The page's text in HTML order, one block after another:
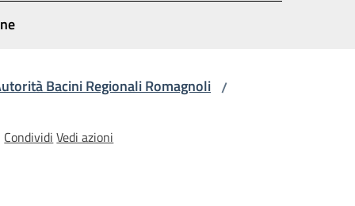
Bacini Regionali Romagnoli /
Condividi Vedi azioni